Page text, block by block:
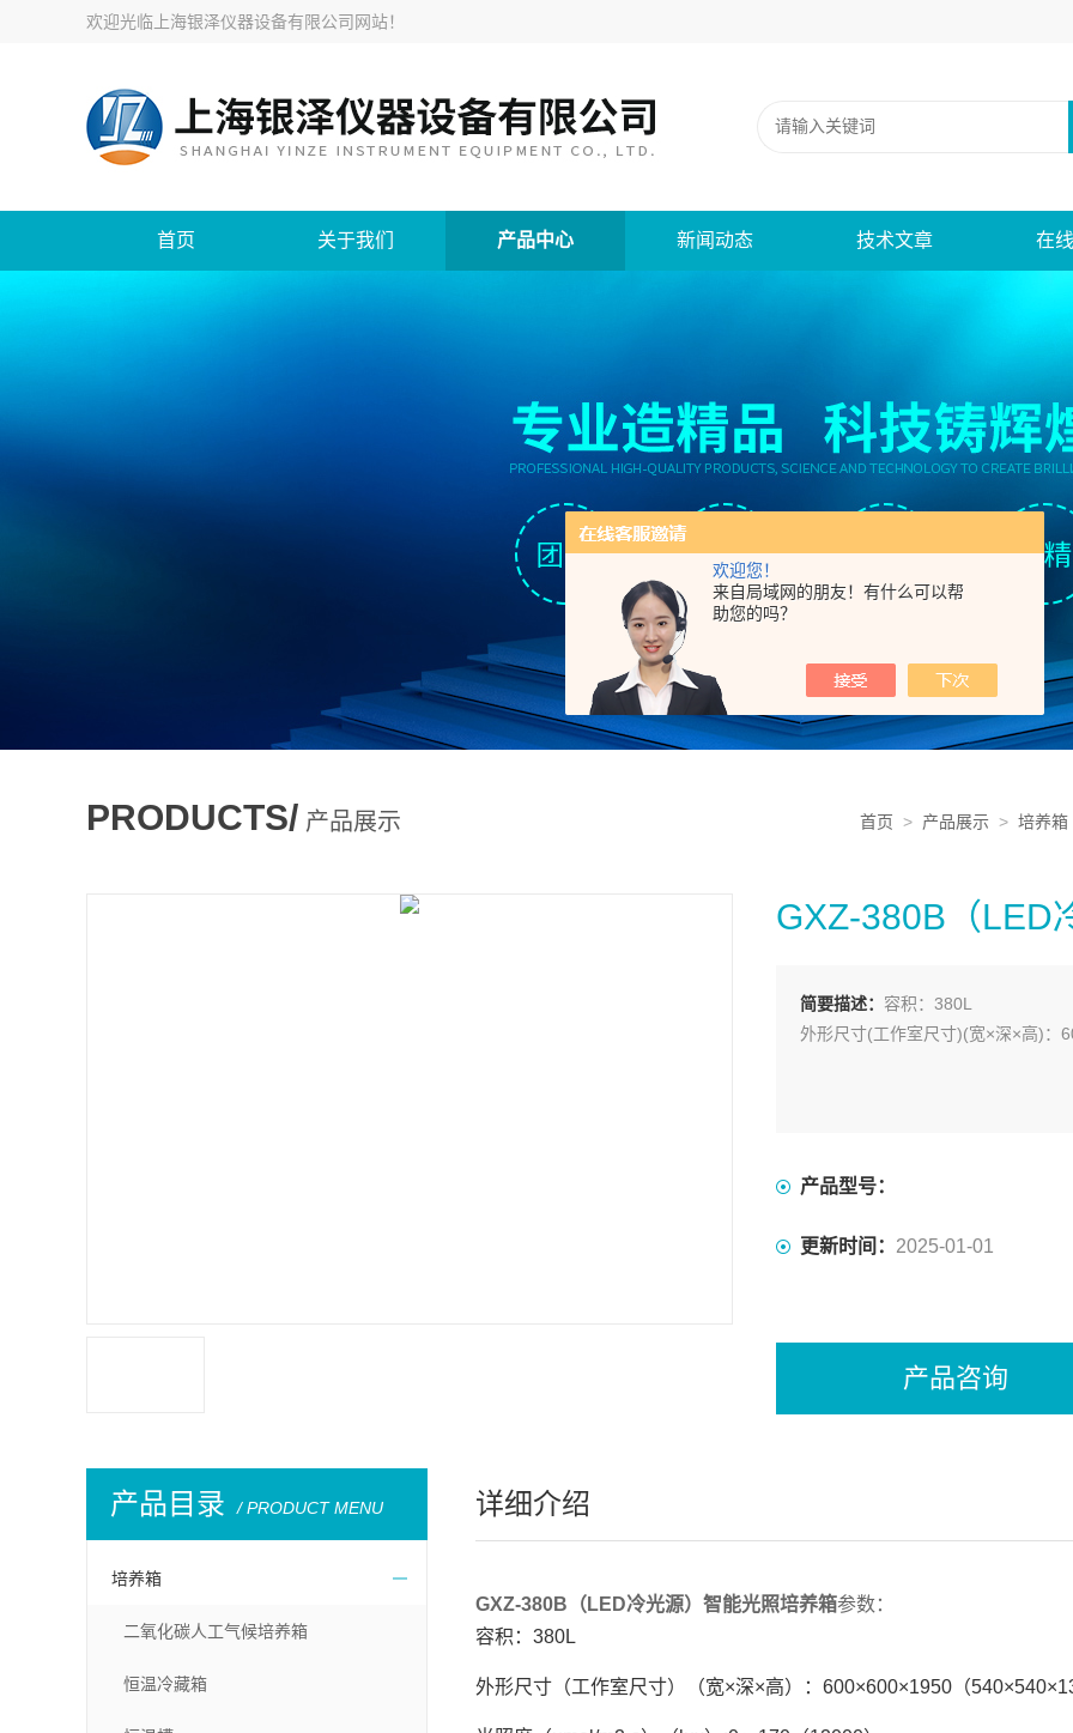
欢迎您！
来自局域网的朋友！有什么可以帮
助您的吗？
欢迎光临 上海银泽仪器设备有限公司网站！
首页 关于我们 产品中心 新闻动态 技术文章 在
PRODUCTS/ 产品展示 首页 > 产品展示 > 培养箱
GXZ-380B（LED
简要描述： 容积：380L
外形尺寸(工作室尺寸)(宽×深×高)：
产品型号：
更新时间： 2025-01-01
产品咨询
产品目录 / PRODUCT MENU
培养箱
二氧化碳人工气候培养箱
恒温冷藏箱
详细介绍
GXZ-380B（LED冷光源）智能光照培养箱参数：
容积：380L
外形尺寸（工作室尺寸）（宽×深×高）：600×600×1950（